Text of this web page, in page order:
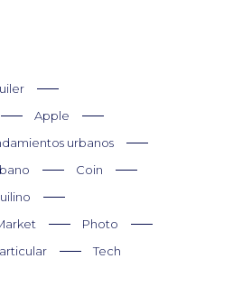
Apple
urbanos
Coin
Photo
Tech